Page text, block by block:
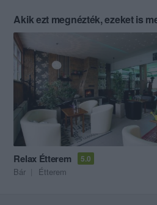
Akik ezt megnézték, ezeket is
Relax Étterem 5.0
Bár Étterem